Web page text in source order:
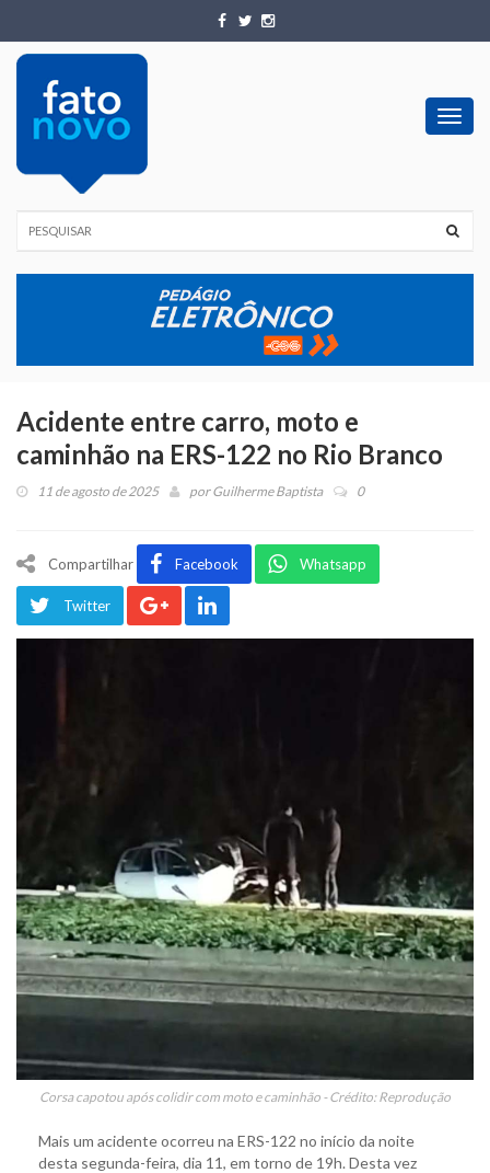
Acidente entre carro, moto e
caminhão na ERS-122 no Rio Branco
11 de agosto de 2025 porGuilherme Baptista 0
Compartilhar Facebook Whatsapp
Twitter
Corsa capotou após colidir com moto e caminhão - Crédito: Reprodução
Mais um acidente ocorreu na ERS-122 no início da noite
desta segunda-feira, dia 11, em torno de 19h. Desta vez